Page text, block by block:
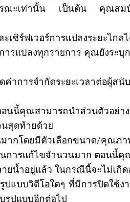
ณะเท่านั้น เป็นต้น คุณสมบัติ
ะเซิร์ฟเวอร์การแปลงระยะ
รแปลงทุกรายการ คุณยังระบุ
าการจำกัดระยะเวลาต่อผู้
นนี้คุณสามารถนำส่วนตัวอย่
สุดท้ายด้วย
ากโดยมีตัวเลือกขนาด/คุณภา
การแก้ไขจำนวนมาก ตอนนี้
ยน้ำอยู่แล้ว ในกรณีนี้จะไม่เกิ
แบบวิดีโอใดๆ ที่มีการปิดใช้
รูปแบบอีกต่อไป